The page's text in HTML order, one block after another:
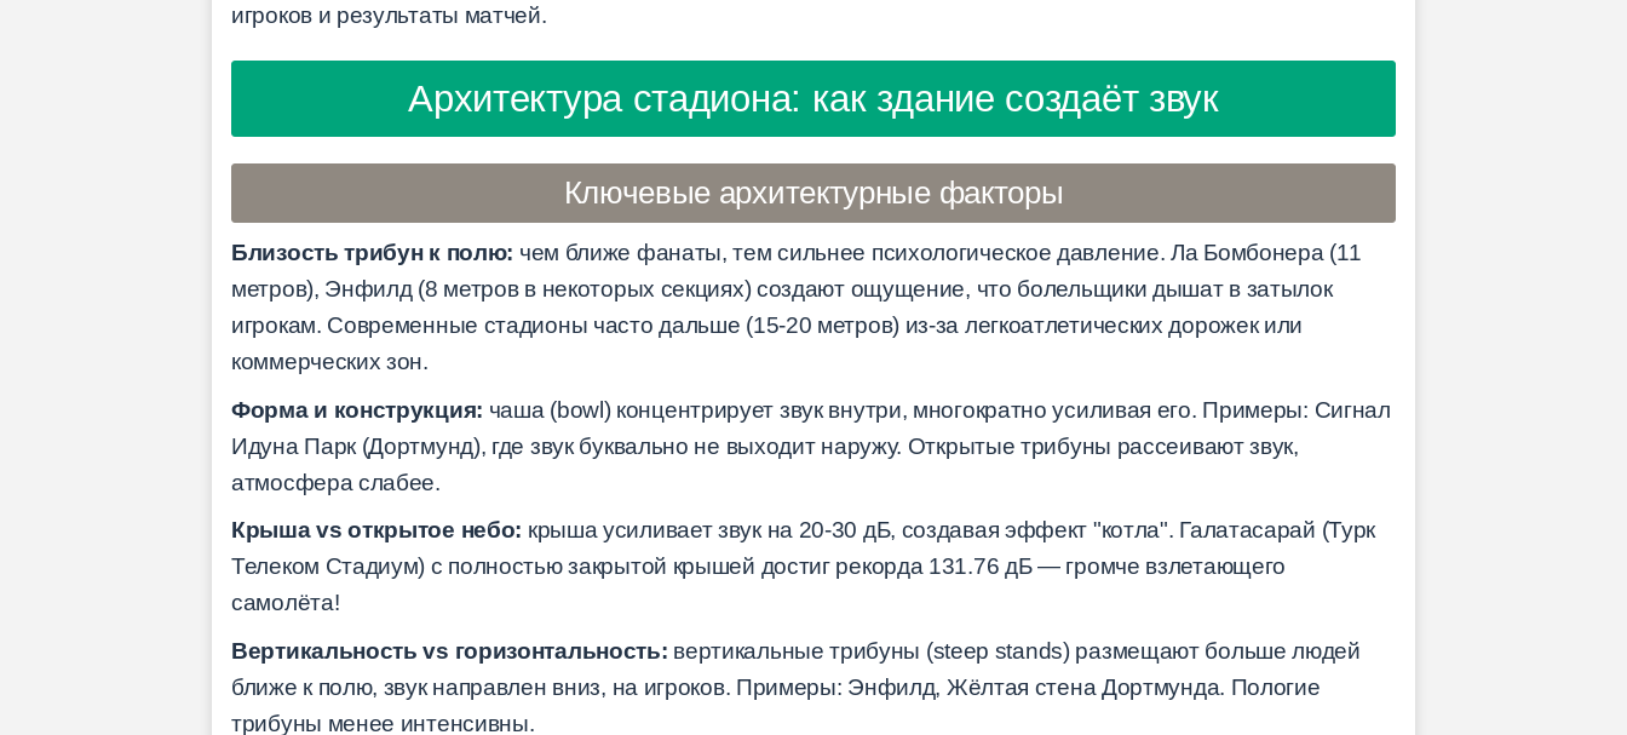
игроков и результаты матчей.
Архитектура стадиона: как здание создаёт звук
Ключевые архитектурные факторы
Близость трибун к полю: чем ближе фанаты, тем сильнее психологическое давление. Ла Бомбонера (11
метров), Энфилд (8 метров в некоторых секциях) создают ощущение, что болельщики дышат в затылок
игрокам. Современные стадионы часто дальше (15-20 метров) из-за легкоатлетических дорожек или
коммерческих зон.
Форма и конструкция: чаша (bowl) концентрирует звук внутри, многократно усиливая его. Примеры: Сигнал
Идуна Парк (Дортмунд), где звук буквально не выходит наружу. Открытые трибуны рассеивают звук,
атмосфера слабее.
Крыша vs открытое небо: крыша усиливает звук на 20-30 дБ, создавая эффект "котла". Галатасарай (Турк
Телеком Стадиум) с полностью закрытой крышей достиг рекорда 131.76 дБ — громче взлетающего
самолёта!
Вертикальность vs горизонтальность: вертикальные трибуны (steep stands) размещают больше людей
ближе к полю, звук направлен вниз, на игроков. Примеры: Энфилд, Жёлтая стена Дортмунда. Пологие
трибуны менее интенсивны.